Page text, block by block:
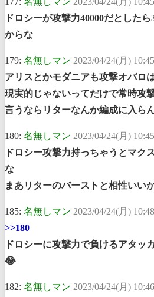
ドロシーが攻撃力40000だとした
からな
179: 名無しマン 2023/04/24(月)
アリスとかモダニアも攻撃オバロ
現実的じゃないってだけで常時攻
言うならリターなんか編成に入ら
180: 名無しマン 2023/04/24(月)
ドロシー攻撃力持っちゃうとマク
な
まあリターのバーストと相性いい
185: 名無しマン 2023/04/24(月)
>>180
ドロシーに攻撃力で負けるアタッ
😂
182: 名無しマン 2023/04/24(月)